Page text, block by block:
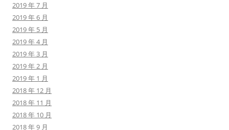
2019 年 7 月
2019 年 6 月
2019 年 5 月
2019 年 4 月
2019 年 3 月
2019 年 2 月
2019 年 1 月
2018 年 12 月
2018 年 11 月
2018 年 10 月
2018 年 9 月